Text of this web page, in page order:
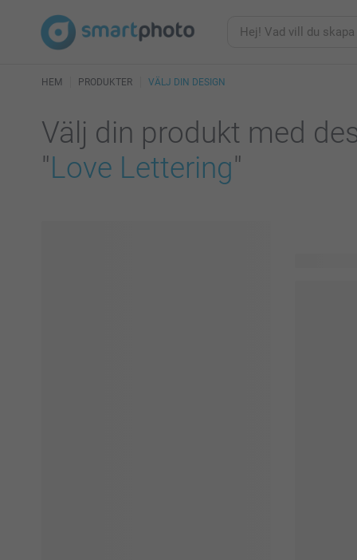
HEM PRODUKTER VÄLJ DIN DESIGN
Välj din produkt med
"Love Lettering"